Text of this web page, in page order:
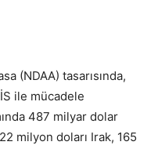
(NDAA) tasarısında,
ile mücadele
487 milyar dolar
milyon doları Irak, 165